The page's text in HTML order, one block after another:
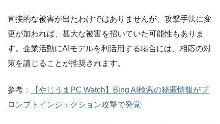
直接的な被害が出たわけではありませんが、攻撃手法に変
更が加われば、甚大な被害を招いていた可能性もありま
す。企業活動にAIモデルを利活用する場合には、相応の対
策を講じることが推奨されます。
参考：
【やじうまPC Watch】Bing AI検索の秘匿情報がプ
ロンプトインジェクション攻撃で発覚